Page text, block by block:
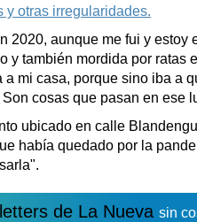
Loterías
Datos Útiles
Fúnebres
Edictos
y otras irregularidades.
2020, aunque me fui y estoy
y también mordida por ratas
mi casa, porque sino iba a
cosas que pasan en ese
ubicado en calle
había quedado por la
de La Nueva sin